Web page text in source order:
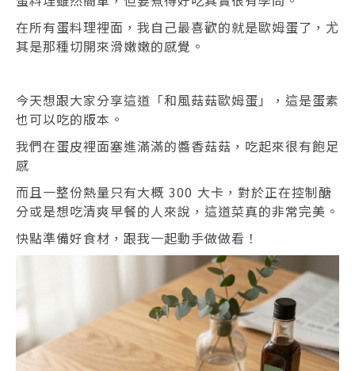
在所有蛋料理裡面，我自己最喜歡的就是歐姆蛋了，尤
其是那種切開來滑嫩嫩的感覺。
今天想跟大家分享這道「和風菇菇歐姆蛋」，這是蛋素
也可以吃的版本。
我們在蛋皮裡面塞進滿滿的醬香菇菇，吃起來很有飽足
感
而且一整份熱量只有大概 300 大卡，對於正在控制醣
分或是想吃清爽早餐的人來說，這道菜真的非常完美。
快點準備好食材，跟我一起動手做做看！